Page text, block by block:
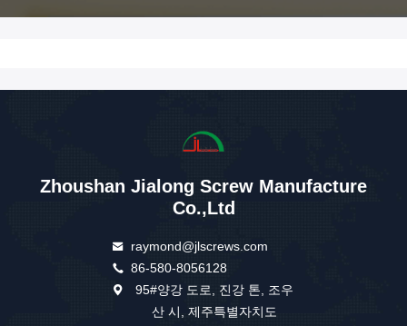
Zhoushan Jialong Screw Manufacture
Co.,Ltd
raymond@jlscrews.com
86-580-8056128
95#양강 도로, 진강 톤, 조우
산 시, 제주특별자치도